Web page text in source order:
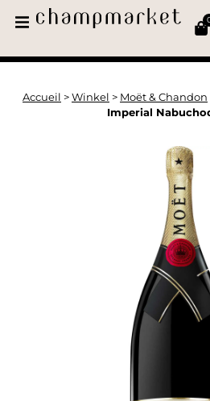
Accueil > Winkel > Moët & Chandon
Imperial